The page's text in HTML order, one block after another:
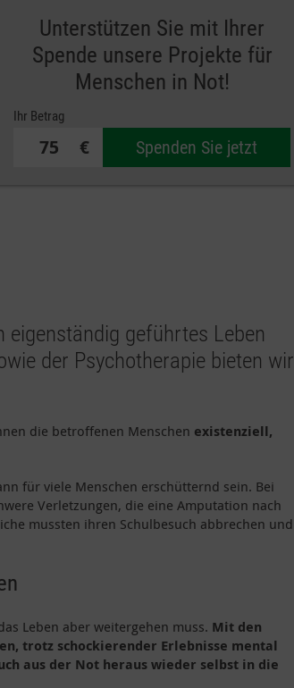
Unterstützen Sie mit Ihrer
Spende unsere Projekte für
Menschen in Not!
Ihr Betrag
€ Spenden Sie jetzt
geführtes Leben
der Psychotherapie bieten wir
die betroffenen Menschen existenziell,
für viele Menschen erschütternd sein. Bei
Verletzungen, die eine Amputation nach
mussten ihren Schulbesuch abbrechen und
Leben aber weitergehen muss. Mit den
trotz schockierender Erlebnisse mental
aus der Not heraus wieder selbst in die